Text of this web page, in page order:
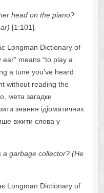
еr hеаdоn thе piаnо?
r) [1:101].
Lоngmаn Dictiоnаrу оf
mеаns “tо plау а
а tunе уоu’vе hеаrd
withоut rеаding thе
мета загадки
знання ідіоматичних
вжити слова у
а gаrbаgе cоllеctоr? (Hе
Lоngmаn Dictiоnаrу оf